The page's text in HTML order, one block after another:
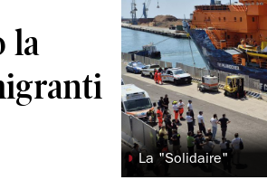
la
◗ La "Solidaire"